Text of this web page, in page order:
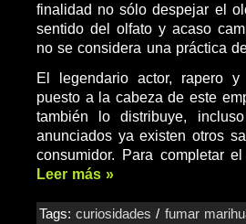
finalidad no sólo despejar el
sentido del olfato y acaso
no se considera una práctica
El legendario actor, rapero
puesto a la cabeza de este
también lo distribuye,
anunciados ya existen otros
consumidor. Para completar
Leer más »
Tags:curiosidades / fumar